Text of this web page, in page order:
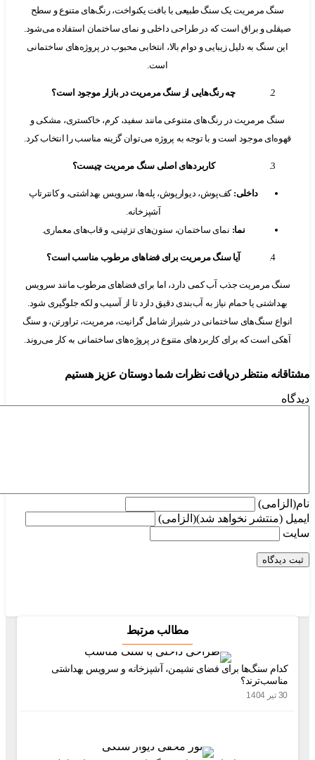
مرمریت یک سنگ طبیعی با بافت یکنواخت، رنگ‌های متنوع و سطح
و براق است که در طراحی داخلی و نمای ساختمان استفاده می‌شود.
سنگ به دلیل زیبایی و دوام بالا، انتخابی محبوب در پروژه‌های ساختمانی
چه رنگ‌هایی از سنگ مرمریت در بازار موجود است؟
مرمریت در رنگ‌های متنوعی مانند سفید، کرم، خاکستری، مشکی و
موجود است و با توجه به پروژه می‌توان گزینه مناسب را انتخاب کرد.
کاربردهای اصلی سنگ مرمریت چیست؟
داخلی
کف‌پوش، دیوارپوش، پله‌ها، سرویس بهداشتی، و کانترتاپ
نما
نمای ساختمان، ستون‌های تزئینی، و قاب‌های معماری.
آیا سنگ مرمریت برای فضاهای مرطوب مناسب است؟
مرمریت جذب آب کمی دارد، اما برای فضاهای مرطوب مانند سرویس
یا حمام نیاز به آب‌بندی دقیق دارد تا از آسیب و لکه جلوگیری شود.
سنگ‌های ساختمانی در شیراز شامل گرانیت، مرمریت، تراورتن، و سنگ
است که برای کاربردهای متنوع در پروژه‌های ساختمانی به کار می‌روند.
منتظر دریافت نظرات شما دوستان عزیز هستیم
نخواهد شد)(الزامی)
مطالب مرتبط
سنگ‌ها برای فضای نشیمن، آشپزخانه و سرویس بهداشتی